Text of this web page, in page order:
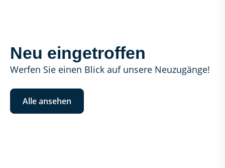
Neu eingetroffen
Werfen Sie einen Blick auf unsere Neuzugänge!
Alle ansehen